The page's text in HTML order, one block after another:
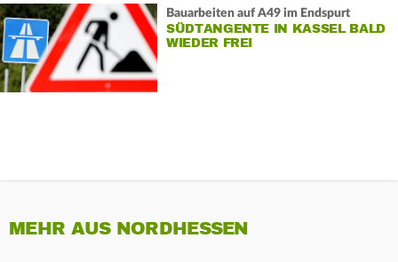
Bauarbeiten auf A49 im Endspurt
SÜDTANGENTE IN KASSEL BALD
WIEDER FREI
MEHR AUS NORDHESSEN